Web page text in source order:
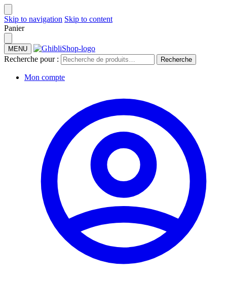
Skip to navigation Skip to content
Panier
MENU
Recherche pour : Recherche
Mon compte